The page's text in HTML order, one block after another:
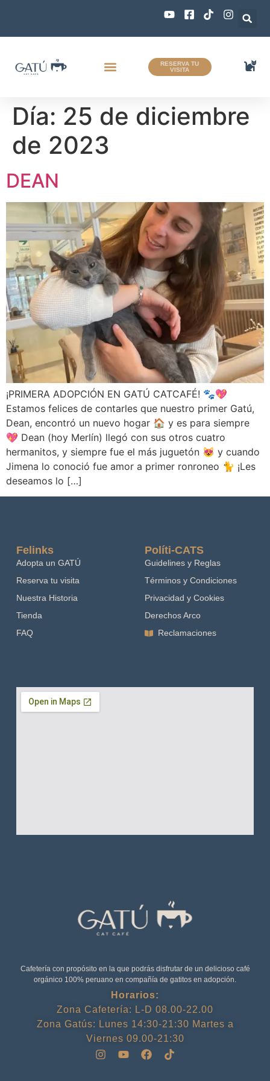
RESERVA TU
VISITA
Día: 25 de diciembre
de 2023
DEAN
¡PRIMERA ADOPCIÓN EN GATÚ CATCAFÉ! 🐾💖
Estamos felices de contarles que nuestro primer Gatú,
Dean, encontró un nuevo hogar 🏠 y es para siempre
💖 Dean (hoy Merlín) llegó con sus otros cuatro
hermanitos, y siempre fue el más juguetón 😻 y cuando
Jimena lo conoció fue amor a primer ronroneo 🐈 ¡Les
deseamos lo […]
Cafetería con propósito en la que podrás disfrutar de un delicioso café
orgánico 100% peruano en compañía de gatitos en adopción.
Horarios:
Zona Cafetería: L-D 08.00-22.00
Zona Gatús: Lunes 14:30-21:30 Martes a
Viernes 09.00-21:30
Felinks
Adopta un GATÚ
Reserva tu visita
Nuestra Historia
Tienda
FAQ
Políti-CATS
Guidelines y Reglas
Términos y Condiciones
Privacidad y Cookies
Derechos Arco
Reclamaciones